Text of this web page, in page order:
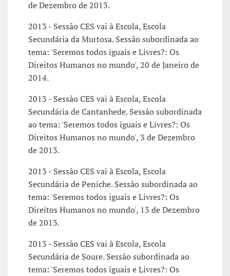
de Dezembro de 2013.
2013 - Sessão CES vai à Escola, Escola
Secundária da Murtosa. Sessão subordinada ao
tema: 'Seremos todos iguais e Livres?: Os
Direitos Humanos no mundo', 20 de Janeiro de
2014.
2013 - Sessão CES vai à Escola, Escola
Secundária de Cantanhede. Sessão subordinada
ao tema: 'Seremos todos iguais e Livres?: Os
Direitos Humanos no mundo', 3 de Dezembro
de 2013.
2013 - Sessão CES vai à Escola, Escola
Secundária de Peniche. Sessão subordinada ao
tema: 'Seremos todos iguais e Livres?: Os
Direitos Humanos no mundo', 13 de Dezembro
de 2013.
2013 - Sessão CES vai à Escola, Escola
Secundária de Soure. Sessão subordinada ao
tema: 'Seremos todos iguais e Livres?: Os